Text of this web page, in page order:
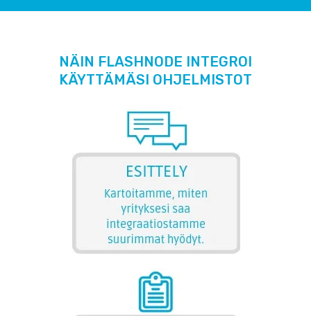
NÄIN FLASHNODE INTEGROI
KÄYTTÄMÄSI OHJELMISTOT